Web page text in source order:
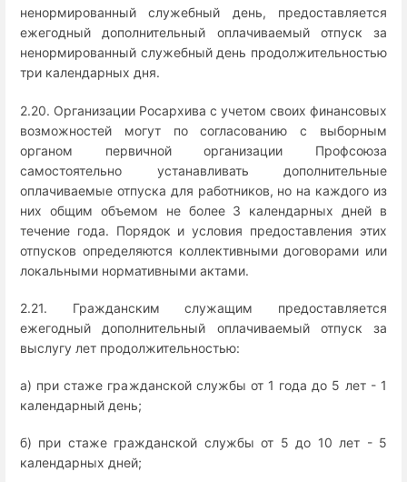
ненормированный служебный день, предоставляется
ежегодный дополнительный оплачиваемый отпуск за
ненормированный служебный день продолжительностью
три календарных дня.
2.20. Организации Росархива с учетом своих финансовых
возможностей могут по согласованию с выборным
органом первичной организации Профсоюза
самостоятельно устанавливать дополнительные
оплачиваемые отпуска для работников, но на каждого из
них общим объемом не более 3 календарных дней в
течение года. Порядок и условия предоставления этих
отпусков определяются коллективными договорами или
локальными нормативными актами.
2.21. Гражданским служащим предоставляется
ежегодный дополнительный оплачиваемый отпуск за
выслугу лет продолжительностью:
а) при стаже гражданской службы от 1 года до 5 лет - 1
календарный день;
б) при стаже гражданской службы от 5 до 10 лет - 5
календарных дней;